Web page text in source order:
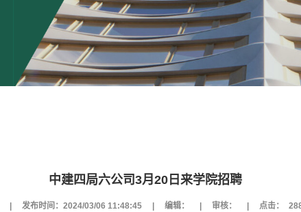
中建四局六公司3月20日来学院招聘
发布时间：2024/03/06 11:48:45 编辑： 审核： 点击：